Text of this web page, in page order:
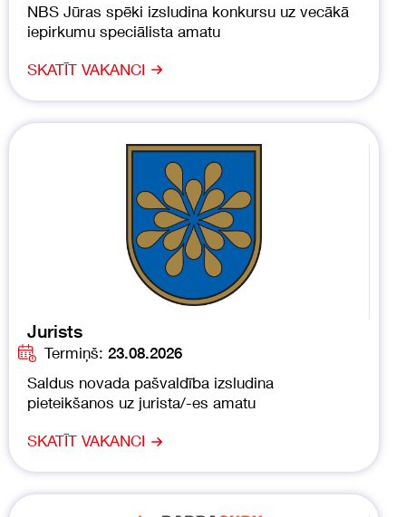
NBS Jūras spēki izsludina konkursu uz vecākā
iepirkumu speciālista amatu
SKATĪT VAKANCI
Jurists
Termiņš: 23.08.2026
Saldus novada pašvaldība izsludina
pieteikšanos uz jurista/-es amatu
SKATĪT VAKANCI